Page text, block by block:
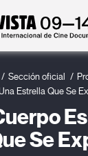
Sección oficial
Estrella Que Se
Se